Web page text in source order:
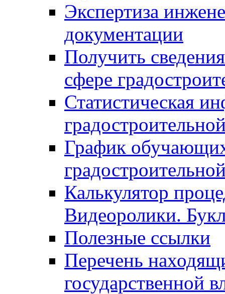
Экспертиза
документации
Получить
сфере
Статистическая
График
Калькулятор
Видеоролики.
Полезные ссылки
Перечень
государственной